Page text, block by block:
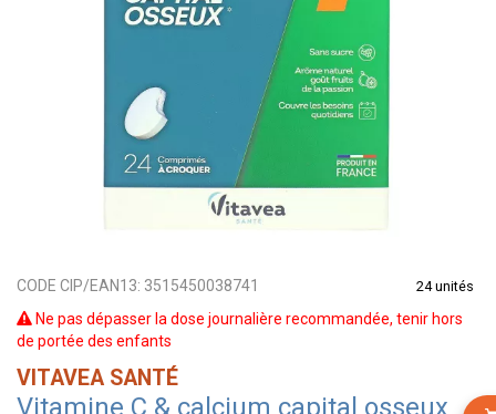
CODE CIP/EAN13: 3515450038741 24 unités
Ne pas dépasser la dose journalière recommandée, tenir hors
de portée des enfants
VITAVEA SANTÉ
Vitamine C & calcium capital osseux